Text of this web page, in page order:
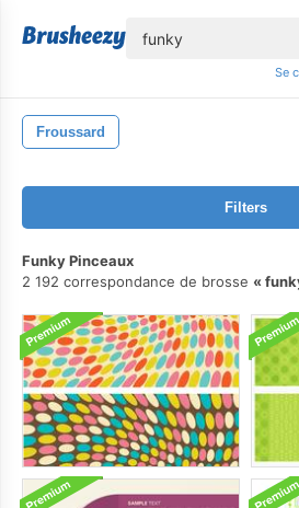
Se
Froussard
Filters
Funky Pinceaux
2 192 correspondance de brosse